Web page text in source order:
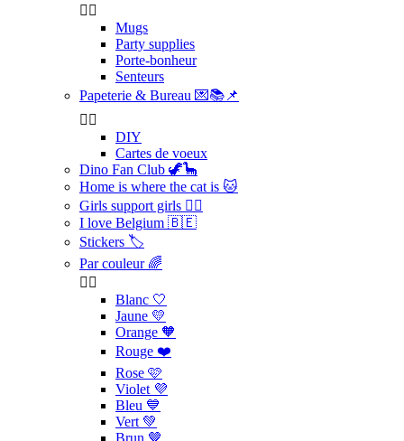
 
Mugs
Party supplies
Porte-bonheur
Senteurs
Papeterie & Bureau 💌📚📌
 
DIY
Cartes de voeux
Dino Fan Club 🦖🦕
Home is where the cat is 🐱
Girls support girls 👯‍♀️
I love Belgium 🇧🇪
Stickers 🏷️
Par couleur 🌈
 
Blanc 🤍
Jaune 💛
Orange 🧡
Rouge ❤️
Rose 🩷
Violet 💜
Bleu 💙
Vert 💚
Brun 🤎